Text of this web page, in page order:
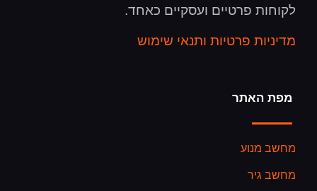
לקוחות פרטיים ועסקיים כאחד.
מדיניות פרטיות ותנאי שימוש
מפת האתר
מחשב מנוע
מחשב גיר